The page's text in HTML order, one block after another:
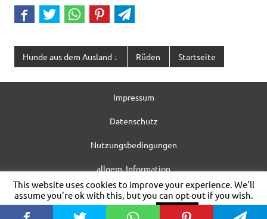
Hunde aus dem Ausland ↓ Rüden Startseite
Impressum
Datenschutz
Nutzungsbedingungen
allgem. Information
WordPress-Theme: Dynamic News von ThemeZee.
This website uses cookies to improve your experience. We'll
assume you're ok with this, but you can opt-out if you wish.
Cookie settings
ACCEPT